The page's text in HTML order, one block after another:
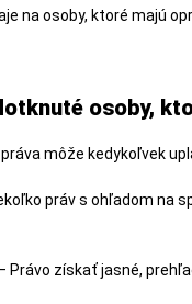
na osoby, ktoré majú
osoby,
môže kedykoľvek
práv s ohľadom na
Právo získať jasné,